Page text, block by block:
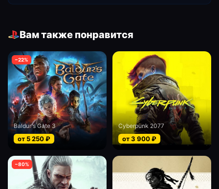
Вам также понравится
−22%
Baldur's Gate 3
от 5 250₽
Cyberpunk 2077
от3 900₽
−80%